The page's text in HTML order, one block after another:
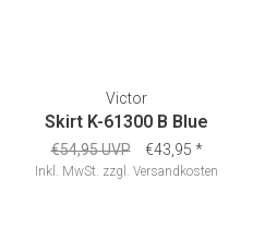
Victor
Skirt K-61300 B Blue
€54,95 UVP €43,95 *
Inkl. MwSt. zzgl. Versandkosten